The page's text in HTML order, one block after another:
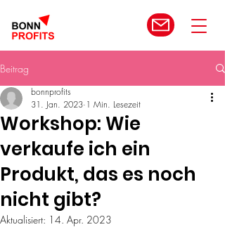
Beitrag
Workshop: Wie
verkaufe ich ein
Produkt, das es noch
nicht gibt?
bonnprofits
31. Jan. 2023 1 Min. Lesezeit
Aktualisiert: 14. Apr. 2023